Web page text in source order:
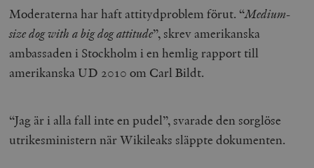
Moderaterna har haft attitydproblem förut. “Medium-
size dog with a big dog attitude”, skrev amerikanska
ambassaden i Stockholm i en hemlig rapport till
amerikanska UD 2010 om Carl Bildt.
“Jag är i alla fall inte en pudel”, svarade den sorglöse
utrikesministern när Wikileaks släppte dokumenten.